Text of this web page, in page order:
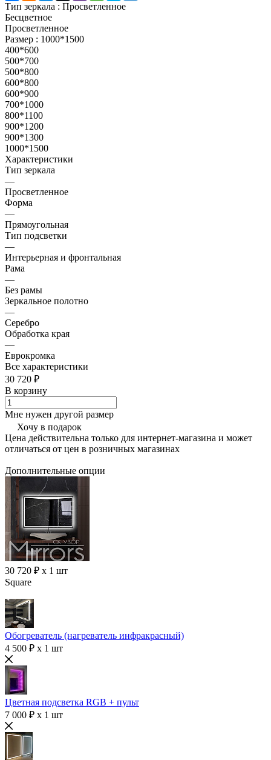
Тип зеркала : Просветленное
Бесцветное
Просветленное
Размер : 1000*1500
400*600
500*700
500*800
600*800
600*900
700*1000
800*1100
900*1200
900*1300
1000*1500
Характеристики
Тип зеркала
—
Просветленное
Форма
—
Прямоугольная
Тип подсветки
—
Интерьерная и фронтальная
Рама
—
Без рамы
Зеркальное полотно
—
Серебро
Обработка края
—
Еврокромка
Все характеристики
30 720 ₽
В корзину
Мне нужен другой размер
Хочу в подарок
Цена действительна только для интернет-магазина и может
отличаться от цен в розничных магазинах
Дополнительные опции
30 720 ₽ x 1 шт
Square
Обогреватель (нагреватель инфракрасный)
4 500 ₽ x 1 шт
Цветная подсветка RGB + пульт
7 000 ₽ x 1 шт